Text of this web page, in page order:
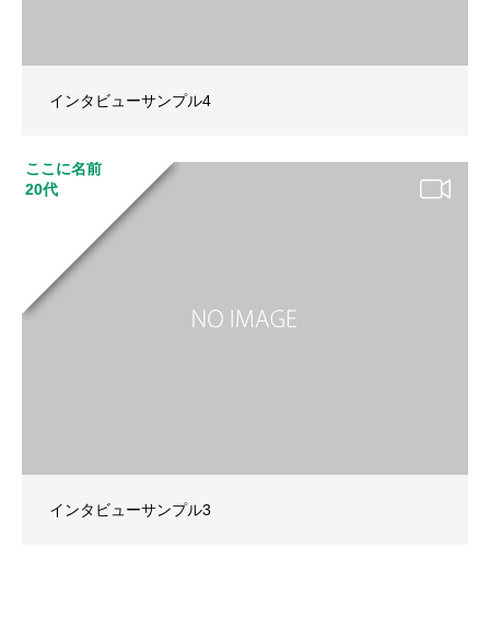
インタビューサンプル4
ここに名前
20代
インタビューサンプル3